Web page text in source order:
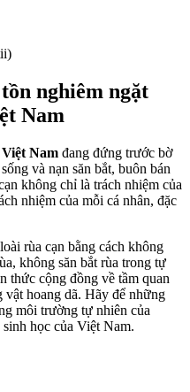
nghiêm ngặt
Nam
Nam đang đứng trước bờ
và nạn săn bắt, buôn bán
không chỉ là trách nhiệm của
nhiệm của mỗi cá nhân, đặc
rùa cạn bằng cách không
không săn bắt rùa trong tự
thức cộng đồng về tầm quan
vật hoang dã. Hãy để những
môi trường tự nhiên của
học của Việt Nam.